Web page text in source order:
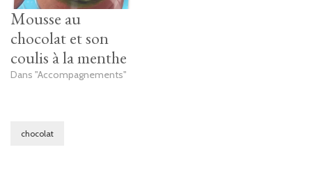
Mousse au
chocolat et son
coulis à la menthe
Dans "Accompagnements"
chocolat